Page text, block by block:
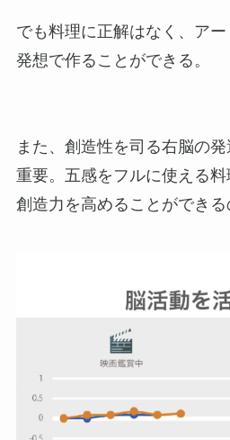
でも料理に正解はなく、ア
発想で作ることができる。
また、創造性を司る右脳の
重要。五感をフルに使える
創造力を高めることができる